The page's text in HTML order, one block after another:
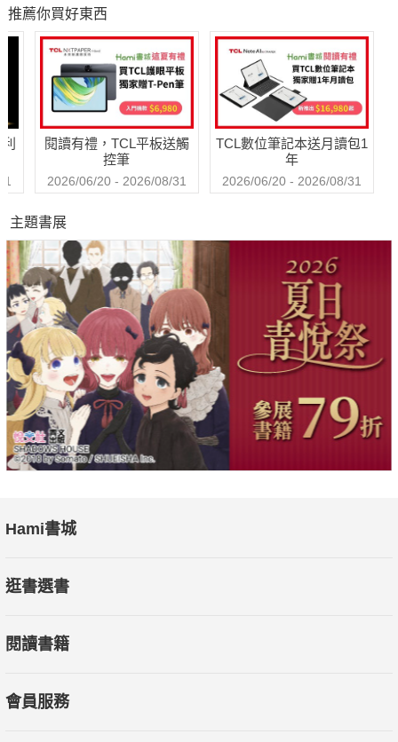
✷美國前總統歐巴馬推薦年度選書
✷「媽的多重宇宙」製作公司A24即將改編影集
科技巨頭畢克斯．布登，創辦當今最熱門的科技公司「曼荼
在偶然參加的哥倫比亞大學教授聚會上，意外得知專家們利用腦
部感應裝置幫助人類了解動物的感受，為他帶來驚人的洞見。六
年後，畢克斯推出全新產品「擁有你的潛意識」，讓人可以將記
憶自腦中輸出，上傳至雲端，既可預防失智，又方便重訪回憶，
還能觀看他人的記憶，一時之間蔚為風潮，在這個人人都用
Spotify、Napster免費聽歌的時代，沒人想吃虧。年輕人甚至將
使用這項產品視為一種成年儀式。然而，並非所有人都願意上傳
記憶，畢克斯的兒子更在一次共享記憶的示範中，找到逃脫科技
的辦法……
三萬年前，智人憑藉「討論虛構的事物」，締造無數傳說和人類
燦爛的文明。今日「數字語言」一步步取代文字語言，珍妮佛．
召喚虛構，帶我們掙脫停頓，走出困境。
獎，作為一部「後911事件」作品，在珍妮佛．伊根筆下，「停
傷和遺憾。十多年後推出續作，故事線主要聚焦身為數位原生世
還有計數者、遊戲玩家、新創投資客，還有間諜，生活充斥著社
週年首度獻給家鄉
的溫柔物語）
推薦你買好東西
閱讀有禮，TCL平板送觸
控筆
2026/06/20 - 2026/08/31
TCL數位筆記本送月讀包1
年
2026/06/20 - 2026/08/31
主題書展
Hami書城
逛書選書
閱讀書籍
會員服務